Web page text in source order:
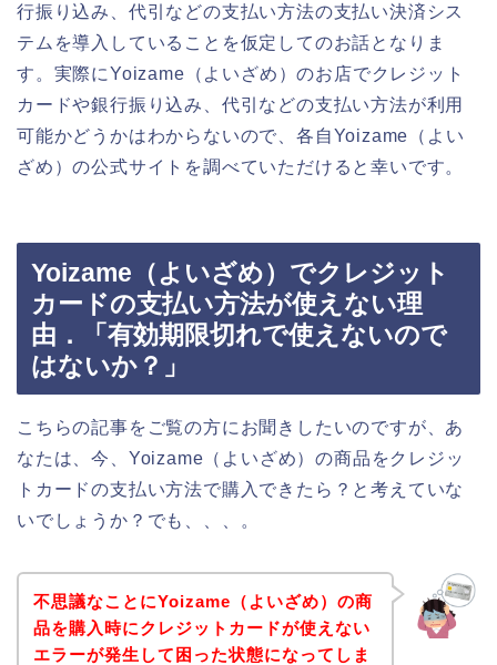
行振り込み、代引などの支払い方法の支払い決済シス
テムを導入していることを仮定してのお話となりま
す。実際にYoizame（よいざめ）のお店でクレジット
カードや銀行振り込み、代引などの支払い方法が利用
可能かどうかはわからないので、各自Yoizame（よい
ざめ）の公式サイトを調べていただけると幸いです。
Yoizame（よいざめ）でクレジット
カードの支払い方法が使えない理
由．「有効期限切れで使えないので
はないか？」
こちらの記事をご覧の方にお聞きしたいのですが、あ
なたは、今、Yoizame（よいざめ）の商品をクレジッ
トカードの支払い方法で購入できたら？と考えていな
いでしょうか？でも、、、。
不思議なことにYoizame（よいざめ）の商
品を購入時にクレジットカードが使えない
エラーが発生して困った状態になってしま